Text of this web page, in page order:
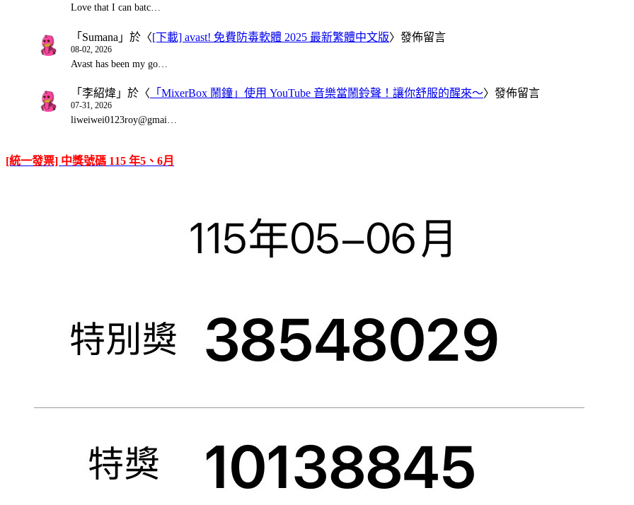
Love that I can batc…
「 Sumana 」於〈[下載] avast! 免費防毒軟體 2025 最新繁體中文版〉發佈留言
08-02, 2026
Avast has been my go…
「 李紹煒 」於〈 「MixerBox 鬧鐘」使用 YouTube 音樂當鬧鈴聲！讓你舒服的醒來～〉發佈留言
07-31, 2026
liweiwei0123roy@gmai…
[統一發票] 中獎號碼 115 年5、6月